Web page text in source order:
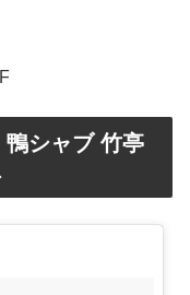
シャブ 竹亭